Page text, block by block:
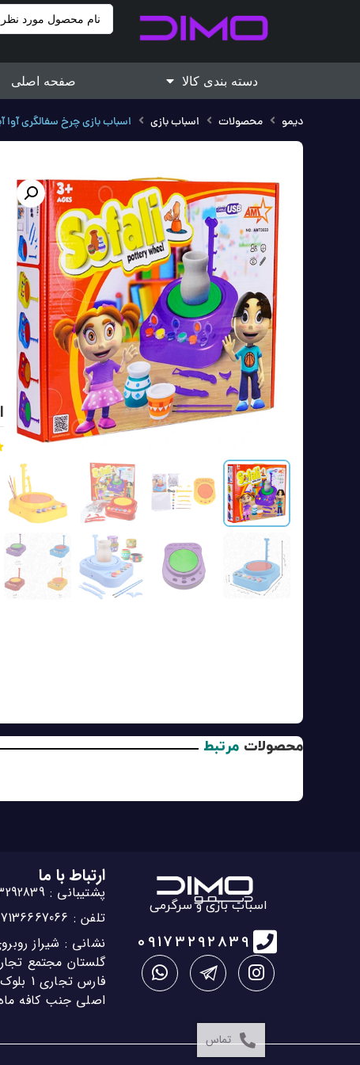
دسته بندی کالا صفحه اصلی
دیمو محصولات اسباب بازی اسباب بازی چرخ سفالگری آوا آیتم 3033
محصولات مرتبط
اسباب بازی و سرگرمی
09173292839
ارتباط با ما
پشتیبانی : 09173292839
تلفن : 07136667066
نشانی : شیراز
گلستان مجتمع
اصلی جنب کافه ماه
تماس